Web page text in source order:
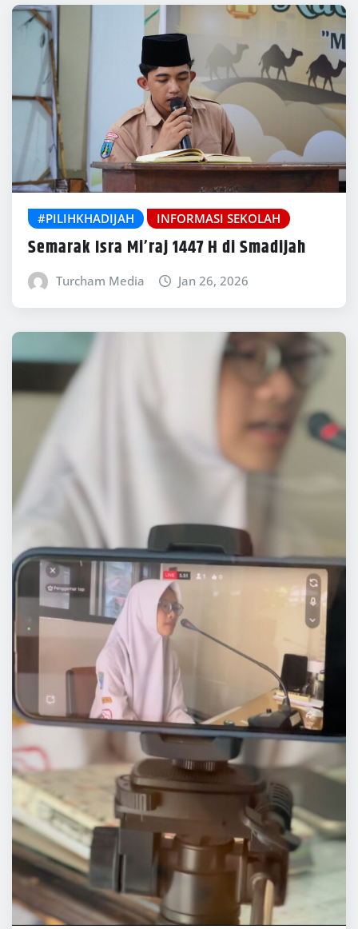
#PILIHKHADIJAH INFORMASI SEKOLAH
Semarak Isra Mi’raj 1447 H di Smadijah
Turcham Media Jan 26, 2026